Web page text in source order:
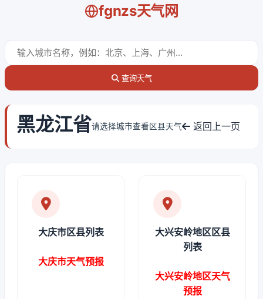
fgnzs天气网
查询天气
黑龙江省请选择城市查看区县天气 返回上一页
大庆市区县列表
大庆市天气预报
大兴安岭地区区县
列表
大兴安岭地区天气
预报